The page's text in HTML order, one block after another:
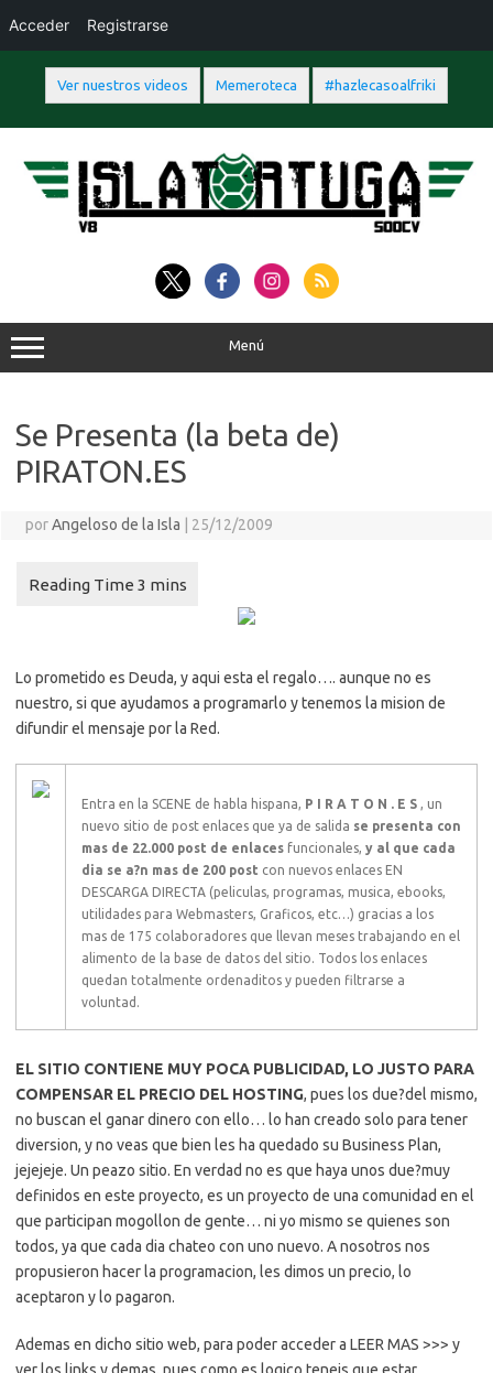
Ver nuestros videos Memeroteca #hazlecasoalfriki
contenido
Menú
Se Presenta (la beta de)
PIRATON.ES
porAngeloso de la Isla 25/12/2009
Lo prometido es Deuda, y aqui esta el regalo…. aunque no es
nuestro, si que ayudamos a programarlo y tenemos la mision de
difundir el mensaje por la Red.
Entra en la SCENE de habla hispana, P I R A T O N . E S , un
nuevo sitio de post enlaces que ya de salida se presenta con
mas de 22.000 post de enlaces funcionales, y al que cada
dia se a?n mas de 200 post con nuevos enlaces EN
DESCARGA DIRECTA (peliculas, programas, musica, ebooks,
utilidades para Webmasters, Graficos, etc…) gracias a los
mas de 175 colaboradores que llevan meses trabajando en el
alimento de la base de datos del sitio. Todos los enlaces
quedan totalmente ordenaditos y pueden filtrarse a
voluntad.
EL SITIO CONTIENE MUY POCA PUBLICIDAD, LO JUSTO PARA
COMPENSAR EL PRECIO DEL HOSTING, pues los due?del mismo,
no buscan el ganar dinero con ello… lo han creado solo para tener
diversion, y no veas que bien les ha quedado su Business Plan,
jejejeje. Un peazo sitio. En verdad no es que haya unos due?muy
definidos en este proyecto, es un proyecto de una comunidad en el
que participan mogollon de gente… ni yo mismo se quienes son
todos, ya que cada dia chateo con uno nuevo. A nosotros nos
propusieron hacer la programacion, les dimos un precio, lo
aceptaron y lo pagaron.
Ademas en dicho sitio web, para poder acceder a LEER MAS >>> y
Acceder Registrarse